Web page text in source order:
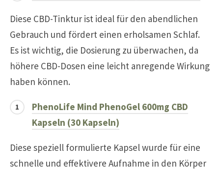
Diese CBD-Tinktur ist ideal für den abendlichen
Gebrauch und fördert einen erholsamen Schlaf.
Es ist wichtig, die Dosierung zu überwachen, da
höhere CBD-Dosen eine leicht anregende Wirkung
haben können.
PhenoLife Mind PhenoGel 600mg CBD
Kapseln (30 Kapseln)
Diese speziell formulierte Kapsel wurde für eine
schnelle und effektivere Aufnahme in den Körper